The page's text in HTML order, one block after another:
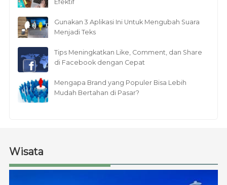
Efektif
Gunakan 3 Aplikasi Ini Untuk Mengubah Suara
Menjadi Teks
Tips Meningkatkan Like, Comment, dan Share
di Facebook dengan Cepat
Mengapa Brand yang Populer Bisa Lebih
Mudah Bertahan di Pasar?
Wisata